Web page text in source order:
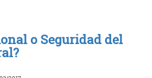
o Seguridad del